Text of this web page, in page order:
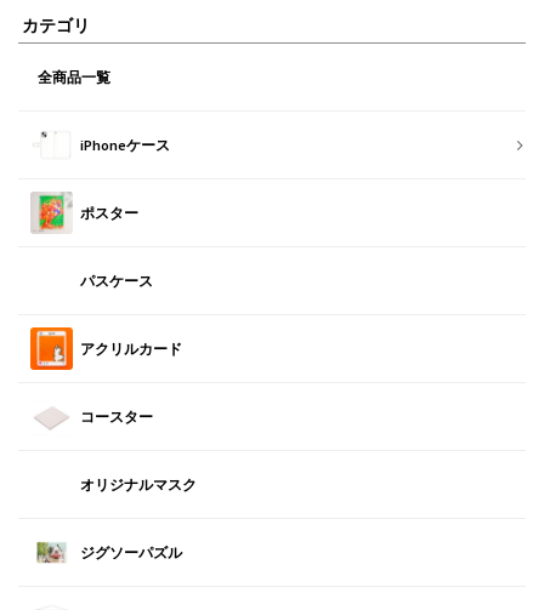
カテゴリ
全商品一覧
iPhoneケース
ポスター
パスケース
アクリルカード
コースター
オリジナルマスク
ジグソーパズル